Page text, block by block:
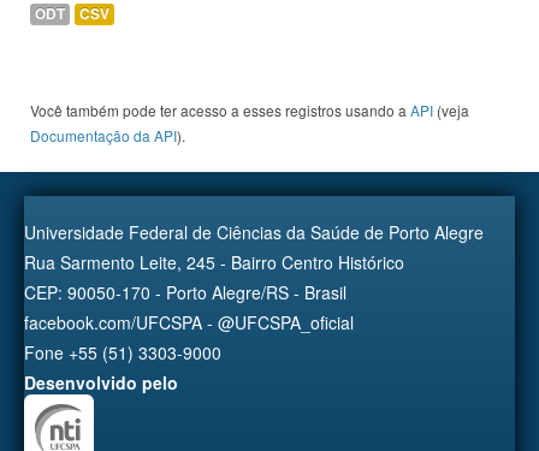
ODT CSV
Você também pode ter acesso a esses registros usando a API (veja
Documentação da API).
Universidade Federal de Ciências da Saúde de Porto Alegre
Rua Sarmento Leite, 245 - Bairro Centro Histórico
CEP: 90050-170 - Porto Alegre/RS - Brasil
facebook.com/UFCSPA - @UFCSPA_oficial
Fone +55 (51) 3303-9000
Desenvolvido pelo